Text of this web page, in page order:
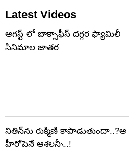
Latest Videos
ఆగస్ట్ లో బాక్సాఫీస్ దగ్గర ఫ్యామిలీ
సినిమాల జాతర
నితిన్‌ను రుక్మిణి కాపాడుతుందా..?ఆ
హీరోపైనే ఆశలన్నీ..!